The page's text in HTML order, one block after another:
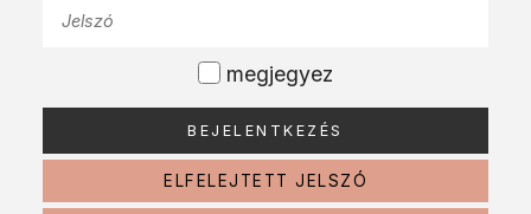
megjegyez
ELFELEJTETT JELSZÓ